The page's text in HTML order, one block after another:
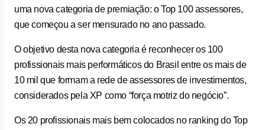
uma nova categoria de premiação: o Top 100 assessores,
que começou a ser mensurado no ano passado.
O objetivo desta nova categoria é reconhecer os 100
profissionais mais performáticos do Brasil entre os mais de
10 mil que formam a rede de assessores de investimentos,
considerados pela XP como “força motriz do negócio”.
Os 20 profissionais mais bem colocados no ranking do Top